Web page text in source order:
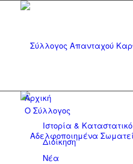
Αρχική
Ο Σύλλογος
Ιστορία & Καταστατικό
Διοίκηση
Νέα